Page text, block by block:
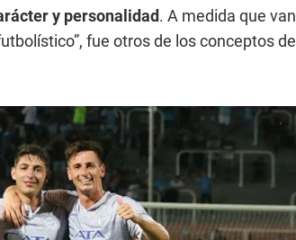
y personalidad. A medida que van
fue otros de los conceptos del